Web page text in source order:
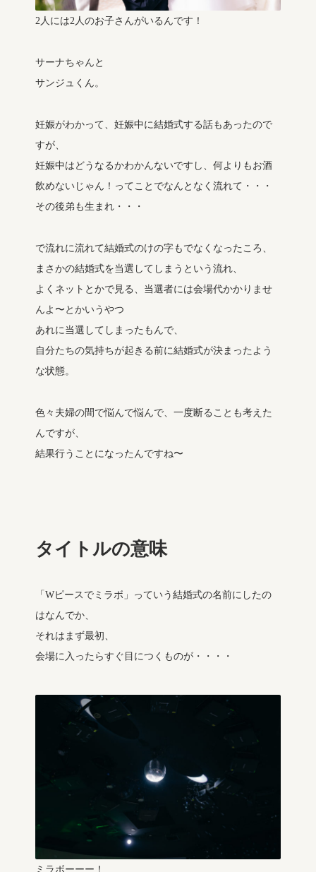
2人には2人のお子さんがいるんです！
サーナちゃんと
サンジュくん。
妊娠がわかって、妊娠中に結婚式する話もあったので
すが、
妊娠中はどうなるかわかんないですし、何よりもお酒
飲めないじゃん！ってことでなんとなく流れて・・・
その後弟も生まれ・・・
で流れに流れて結婚式のけの字もでなくなったころ、
まさかの結婚式を当選してしまうという流れ、
よくネットとかで見る、当選者には会場代かかりませ
んよ〜とかいうやつ
あれに当選してしまったもんで、
自分たちの気持ちが起きる前に結婚式が決まったよう
な状態。
色々夫婦の間で悩んで悩んで、一度断ることも考えた
んですが、
結果行うことになったんですね〜
タイトルの意味
「Wピースでミラボ」っていう結婚式の名前にしたの
はなんでか、
それはまず最初、
会場に入ったらすぐ目につくものが・・・・
ミラボーーー！